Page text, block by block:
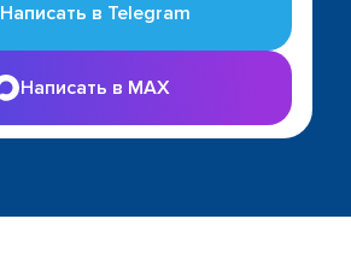
Написать в Telegram
Написать в MAX